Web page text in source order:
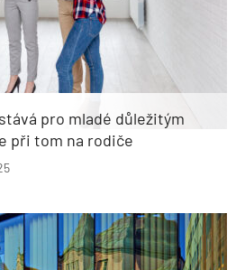
pro mladé důležitým
při tom na rodiče